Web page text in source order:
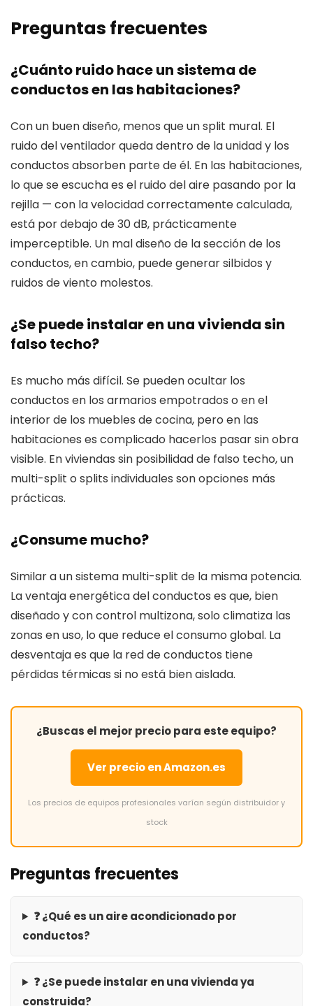
Preguntas frecuentes
¿Cuánto ruido hace un sistema de
conductos en las habitaciones?
Con un buen diseño, menos que un split mural. El
ruido del ventilador queda dentro de la unidad y los
conductos absorben parte de él. En las habitaciones,
lo que se escucha es el ruido del aire pasando por la
rejilla — con la velocidad correctamente calculada,
está por debajo de 30 dB, prácticamente
imperceptible. Un mal diseño de la sección de los
conductos, en cambio, puede generar silbidos y
ruidos de viento molestos.
¿Se puede instalar en una vivienda sin
falso techo?
Es mucho más difícil. Se pueden ocultar los
conductos en los armarios empotrados o en el
interior de los muebles de cocina, pero en las
habitaciones es complicado hacerlos pasar sin obra
visible. En viviendas sin posibilidad de falso techo, un
multi-split o splits individuales son opciones más
prácticas.
¿Consume mucho?
Similar a un sistema multi-split de la misma potencia.
La ventaja energética del conductos es que, bien
diseñado y con control multizona, solo climatiza las
zonas en uso, lo que reduce el consumo global. La
desventaja es que la red de conductos tiene
pérdidas térmicas si no está bien aislada.
¿Buscas el mejor precio para este equipo?
Ver precio en Amazon.es
Los precios de equipos profesionales varían según distribuidor y
stock
Preguntas frecuentes
❓ ¿Qué es un aire acondicionado por
conductos?
❓ ¿Se puede instalar en una vivienda ya
construida?